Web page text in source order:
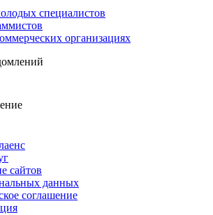
специалистов
организациях
сайтов
данных
соглашение